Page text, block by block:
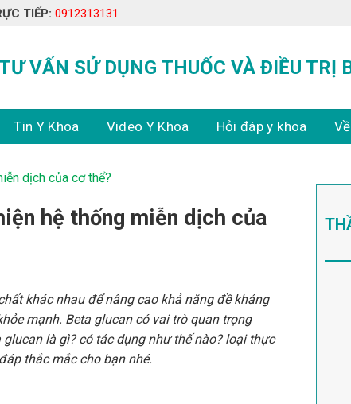
TIẾP: 0912313131
TƯ VẤN SỬ DỤNG THUỐC VÀ ĐIỀU TRỊ
Tin Y Khoa Video Y Khoa Hỏi đáp y khoa
dịch của cơ thể?
hệ thống miễn dịch của
khác nhau để nâng cao khả năng đề kháng
mạnh. Beta glucan có vai trò quan trọng
là gì? có tác dụng như thế nào? loại thực
thắc mắc cho bạn nhé.